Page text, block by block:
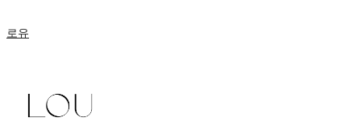
로유